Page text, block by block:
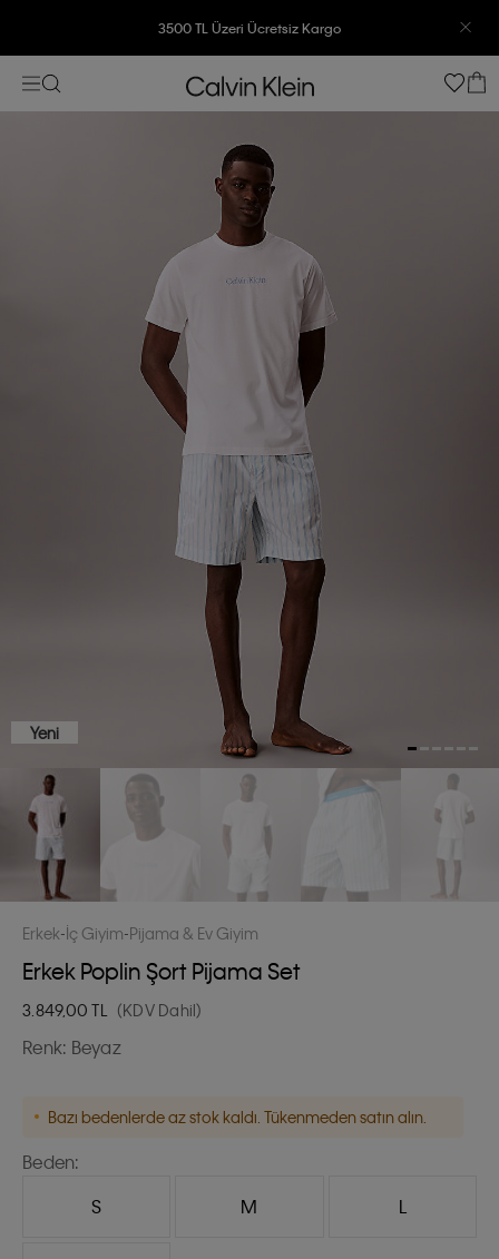
3500 TL Üzeri Ücretsiz Kargo
7500 TL Ve Üzeri Alışverişlerinizde 6 Taksit İmkanı
Yeni
Erkek İç Giyim Pijama & Ev Giyim
Erkek Poplin Şort Pijama Set
3.849,00 TL (KDV Dahil)
Renk: Beyaz
Bazı bedenlerde az stok kaldı. Tükenmeden satın alın.
Beden:
S
M L